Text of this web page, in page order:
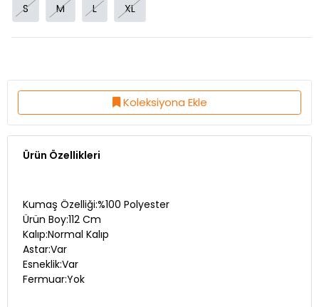
S M L XL
Koleksiyona Ekle
Ürün Özellikleri
Kumaş Özelliği:%100 Polyester
Ürün Boy:112 Cm
Kalıp:Normal Kalıp
Astar:Var
Esneklik:Var
Fermuar:Yok